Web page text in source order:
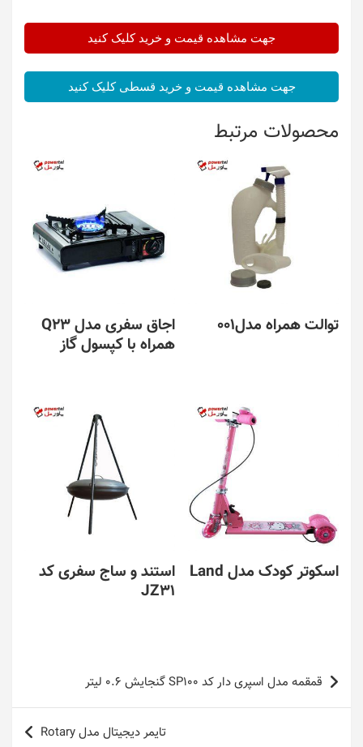
جهت مشاهده قیمت و خرید کلیک کنید
جهت مشاهده قیمت و خرید قسطی کلیک کنید
محصولات مرتبط
توالت همراه مدل001
اجاق سفری مدل Q23
همراه با کپسول گاز
اسکوتر کودک مدل Land
استند و ساج سفری کد
JZ31
راهبری
نوشته
قمقمه مدل اسپری دار کد SP100 گنجایش 0.6 لیتر
تایمر دیجیتال مدل Rotary